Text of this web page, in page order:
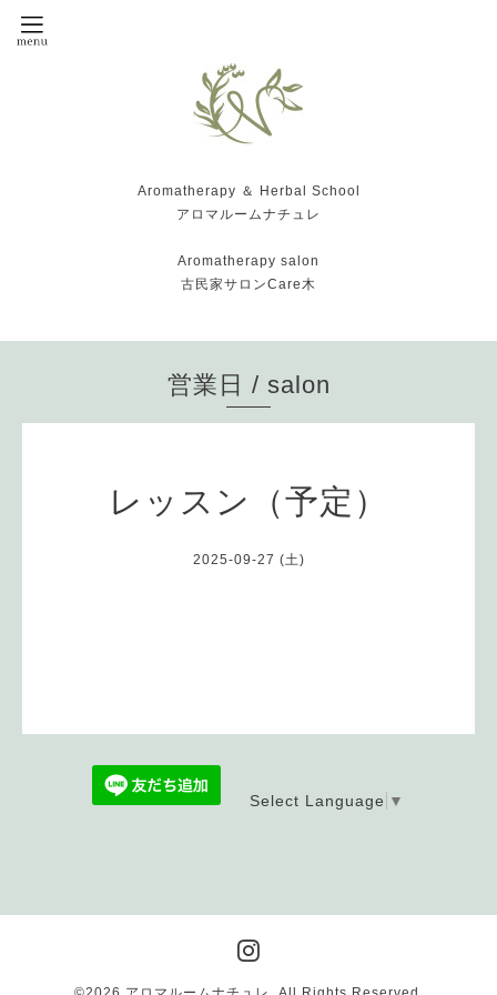
Aromatherapy ＆ Herbal School
アロマルームナチュレ
Aromatherapy salon
古民家サロンCare木
営業日 / salon
レッスン（予定）
2025-09-27 (土)
Select Language ▼